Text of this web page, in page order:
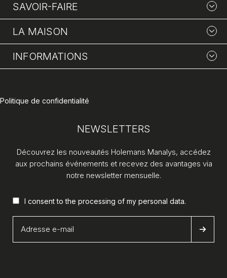
SAVOIR-FAIRE
LA MAISON
INFORMATIONS
Politique de confidentialité
NEWSLETTERS
Découvrez les nouveautés Holemans Manalys, accédez
aux prochains événements et recevez des avantages via
notre newsletter mensuelle.
I consent to the processing of my personal data.